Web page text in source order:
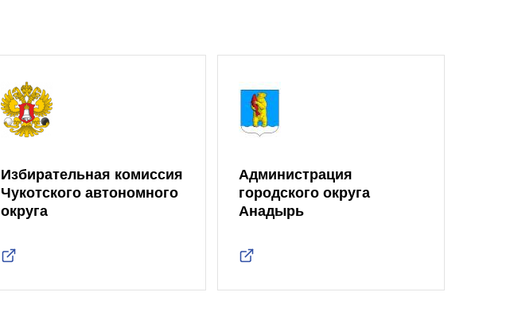
Избирательная комиссия
Чукотского автономного
округа
Администрация
городского округа
Анадырь